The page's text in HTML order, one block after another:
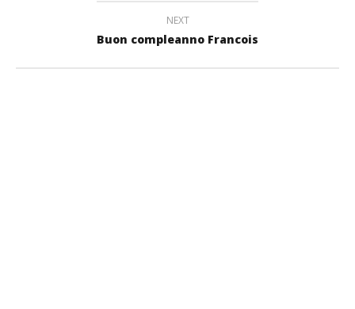
NEXT
Buon compleanno Francois